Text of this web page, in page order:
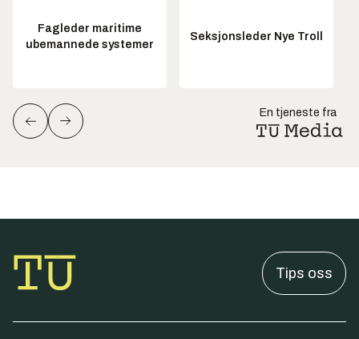
Fagleder maritime
ubemannede systemer
Seksjonsleder Nye Troll
En tjeneste fra
Tips oss